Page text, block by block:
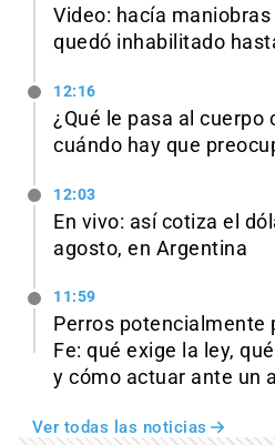
Video: hacía
quedó inhabilitado
12:16
¿Qué le pasa al cuerpo
cuándo hay que
12:03
En vivo: así cotiza el
agosto, en Argentina
11:59
Perros potencialmente
Fe: qué exige la ley,
y cómo actuar ante un
Ver todas las noticias